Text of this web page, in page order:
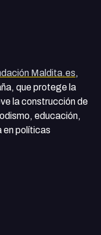
Maldita.es,
que protege la
la construcción de
educación,
en políticas